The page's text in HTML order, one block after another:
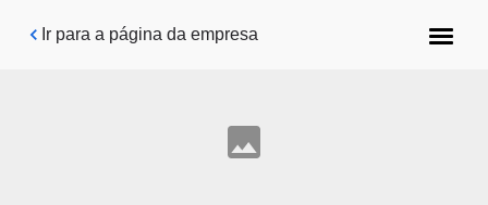
Pular para o conteúdo principal
Ir para a página da empresa